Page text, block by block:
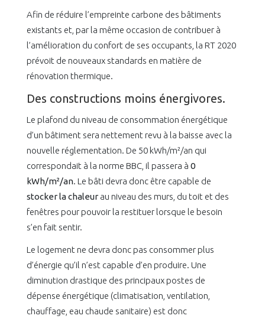
Afin de réduire l’empreinte carbone des bâtiments
existants et, par la même occasion de contribuer à
l’amélioration du confort de ses occupants, la RT 2020
prévoit de nouveaux standards en matière de
rénovation thermique.
Des constructions moins énergivores.
Le plafond du niveau de consommation énergétique
d’un bâtiment sera nettement revu à la baisse avec la
nouvelle réglementation. De 50 kWh/m²/an qui
correspondait à la norme BBC, il passera à 0
kWh/m²/an. Le bâti devra donc être capable de
stocker la chaleur au niveau des murs, du toit et des
fenêtres pour pouvoir la restituer lorsque le besoin
s’en fait sentir.
Le logement ne devra donc pas consommer plus
d’énergie qu’il n’est capable d’en produire. Une
diminution drastique des principaux postes de
dépense énergétique (climatisation, ventilation,
chauffage, eau chaude sanitaire) est donc